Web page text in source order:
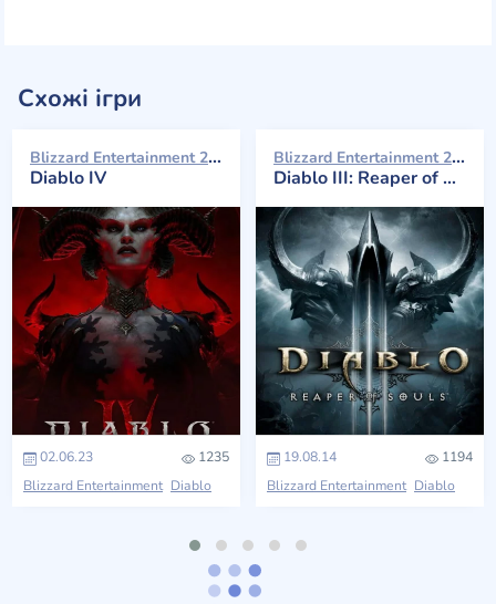
Схожі ігри
Blizzard Entertainment 2023
Diablo IV
02.06.23
1235
Blizzard Entertainment Diablo
Blizzard Entertainment 2014
Diablo III: Reaper of Souls - Ultimate Evil Edition (Ultimate Evil Edition)
19.08.14
1194
Blizzard Entertainment Diablo